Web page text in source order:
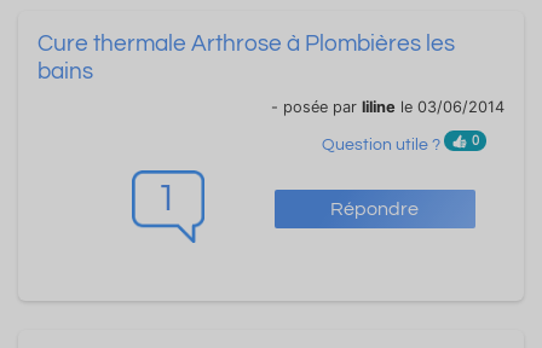
1 Répondre
Cure thermale Arthrose à Plombières les
bains
- posée par liline le 03/06/2014
Question utile ? 0